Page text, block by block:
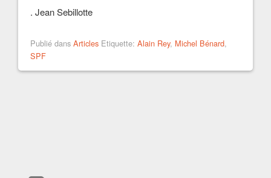
. Jean Sebillotte
Publié dans Articles Etiquette: Alain Rey, Michel Bénard,
SPF